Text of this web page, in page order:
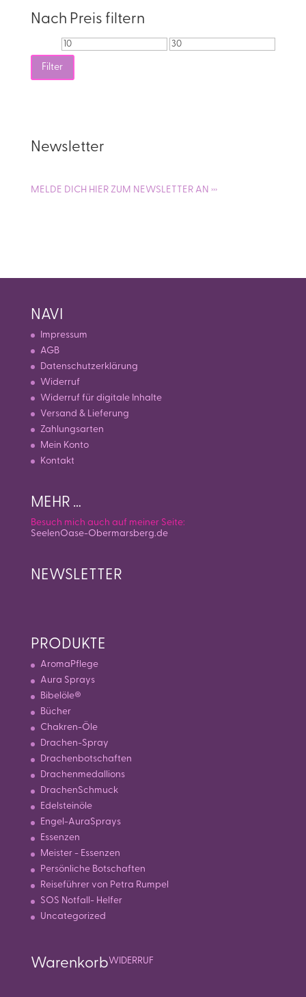
Nach Preis filtern
Min.
Preis
Max.
Filter
Newsletter
MELDE DICH HIER ZUM NEWSLETTER AN ›››
NAVI
Impressum
AGB
Datenschutzerklärung
Widerruf
Widerruf für digitale Inhalte
Versand & Lieferung
Zahlungsarten
Mein Konto
Kontakt
MEHR …
Besuch mich auch auf meiner Seite:
SeelenOase-Obermarsberg.de
NEWSLETTER
PRODUKTE
AromaPflege
Aura Sprays
Bibelöle®
Bücher
Chakren-Öle
Drachen-Spray
Drachenbotschaften
Drachenmedallions
DrachenSchmuck
Edelsteinöle
Engel-AuraSprays
Essenzen
Meister - Essenzen
Persönliche Botschaften
Reiseführer von Petra Rumpel
SOS Notfall- Helfer
Uncategorized
WarenkorbWIDERRUF